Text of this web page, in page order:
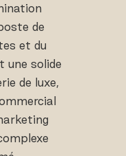
de
et du
une solide
de luxe,